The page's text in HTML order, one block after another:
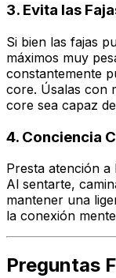
3. Evita las
Si bien las fajas
máximos muy
constantemente
core. Úsalas con
core sea capaz
4. Conciencia
Presta atención
Al sentarte,
mantener una
la conexión
Preguntas